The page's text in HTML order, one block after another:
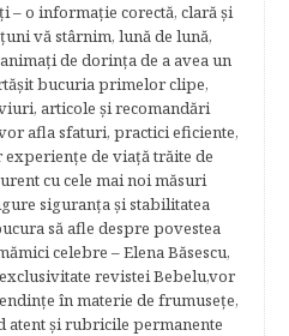
– o informaţie corectă, clară şi
vă stârnim, lună de lună,
de dorinţa de a avea un
bucuria primelor clipe,
articole şi recomandări
afla sfaturi, practici eficiente,
de viaţă trăite de
cu cele mai noi măsuri
siguranţa şi stabilitatea
să afle despre povestea
celebre – Elena Băsescu,
revistei Bebelu,vor
în materie de frumuseţe,
atent şi rubricile permanente